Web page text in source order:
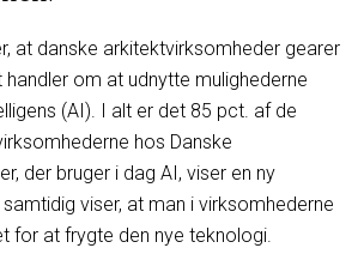
at danske arkitektvirksomheder gearer
om at udnytte mulighederne
(AI). I alt er det 85 pct. af de
hos Danske
der bruger i dag AI, viser en ny
viser, at man i virksomhederne
for at frygte den nye teknologi.